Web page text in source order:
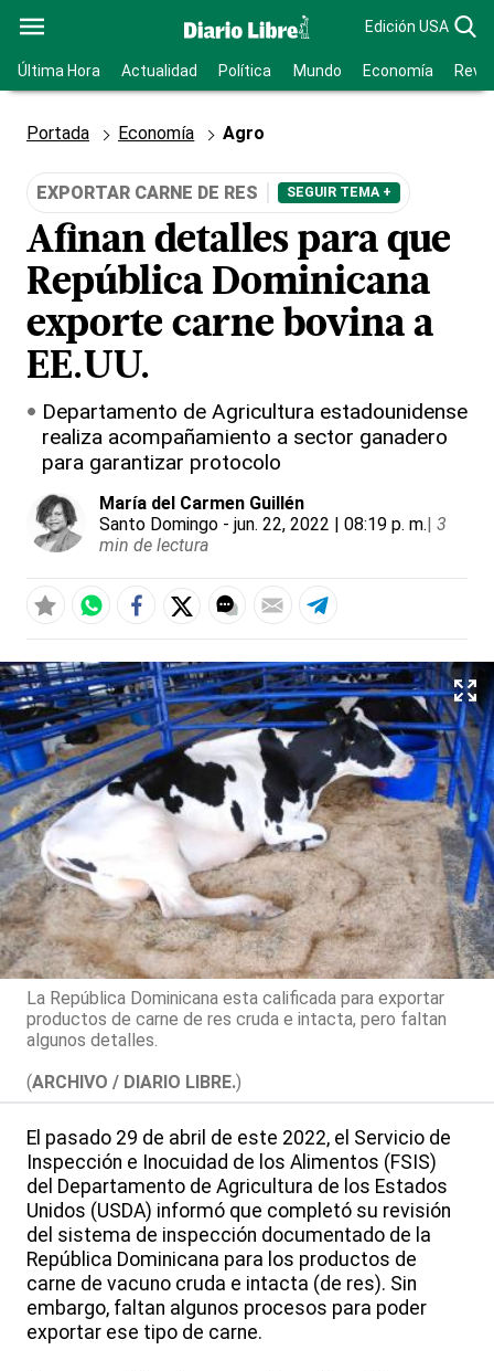
Edición USA
Última Hora Actualidad Política Mundo Economía
Portada Economía Agro
EXPORTAR CARNE DE RES SEGUIR TEMA +
Afinan detalles para que
República Dominicana
exporte carne bovina a
EE.UU.
Departamento de Agricultura estadounidense
realiza acompañamiento a sector ganadero
para garantizar protocolo
María del Carmen Guillén
Santo Domingo - jun. 22, 2022 | 08:19 p. m.| 3
min de lectura
La República Dominicana esta calificada para exportar
productos de carne de res cruda e intacta, pero faltan
algunos detalles.
(ARCHIVO / DIARIO LIBRE.)
El pasado 29 de abril de este 2022, el Servicio de
Inspección e Inocuidad de los Alimentos (FSIS)
del Departamento de Agricultura de los Estados
Unidos (USDA) informó que completó su revisión
del sistema de inspección documentado de la
República Dominicana para los productos de
carne de vacuno cruda e intacta (de res). Sin
embargo, faltan algunos procesos para poder
exportar ese tipo de carne.